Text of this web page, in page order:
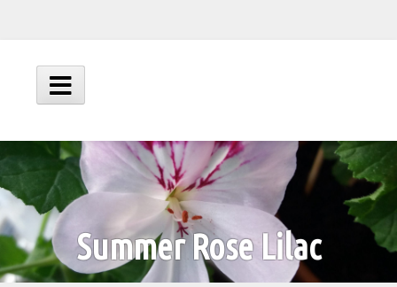
innehåll
Huvudmeny
Summer Rose Lilac